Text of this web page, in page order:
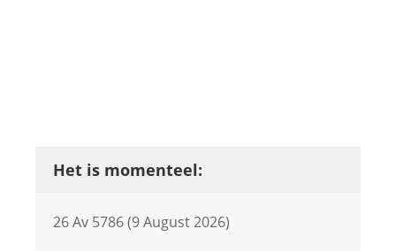
Het is momenteel:
26 Av 5786 (9 August 2026)